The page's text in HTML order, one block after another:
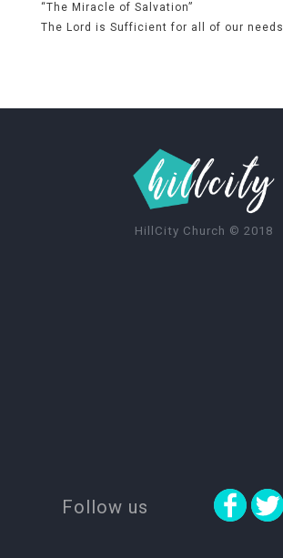
“The Miracle of Salvation”
The Lord is Sufficient for all of our needs
HillCity Church © 2018
Follow us